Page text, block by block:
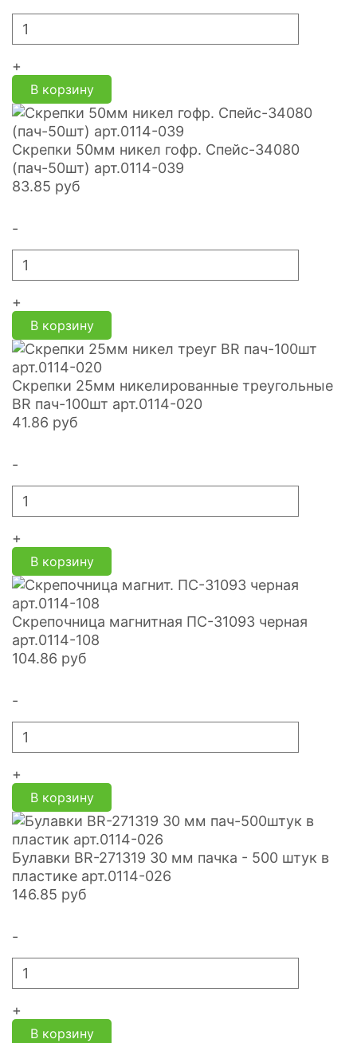
+
В корзину
Скрепки 50мм никел гофр. Спейс-34080
(пач-50шт) арт.0114-039
83.85 руб
-
+
В корзину
Скрепки 25мм никелированные треугольные
BR пач-100шт арт.0114-020
41.86 руб
-
+
В корзину
Скрепочница магнитная ПС-31093 черная
арт.0114-108
104.86 руб
-
+
В корзину
Булавки BR-271319 30 мм пачка - 500 штук в
пластике арт.0114-026
146.85 руб
-
+
В корзину